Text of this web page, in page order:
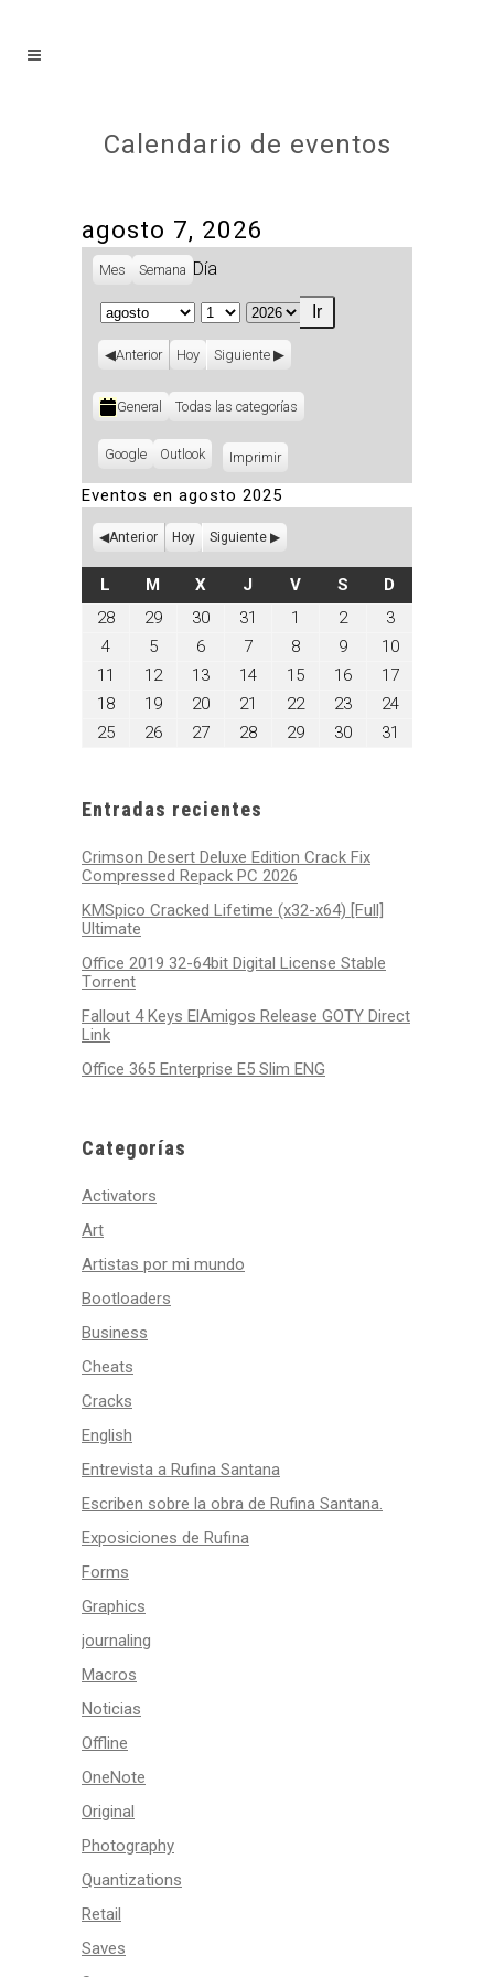
Calendario de eventos
agosto 7, 2026
Mes Semana Día
Mes
Día
Año
Anterior Hoy Siguiente
Categorías
General Todas las categorías
Subscribe
Google
Subscribe
Outlook ImprimirVistas
Eventos en agosto 2025
Anterior Hoy Siguiente
L LUNES
M MARTES
XMIÉRCOLES
J JUEVES
VVIERNES
SSÁBADO
D
28julio
29julio
30julio
31 1
agosto
2025
2agosto
2025
3agosto
3,
2025
4agosto
4,
2025
5agosto
5,
2025
6agosto
6,
2025
7agosto
7,
2025
8agosto
8,
2025
9agosto
9,
2025
10agosto
10,
11
agosto
2025
12agosto
2025
13agosto
2025
14agosto
2025
15agosto
2025
16agosto
2025
17agosto
2025
18agosto
18,
2025
19agosto
2025
20agosto
20,
2025
21
agosto
2025
22agosto
2025
23agosto
2025
24agosto
25agosto
26agosto
27agosto
28agosto
29agosto
30agosto
31
Entradas recientes
Crimson Desert Deluxe Edition Crack Fix
Compressed Repack PC 2026
KMSpico Cracked Lifetime (x32-x64) [Full]
Ultimate
Office 2019 32-64bit Digital License Stable
Tоrrеnt
Fallout 4 Keys ElAmigos Release GOTY Direct
Link
Office 365 Enterprise E5 Slim ENG
Categorías
Activators
Art
Artistas por mi mundo
Bootloaders
Business
Cheats
Cracks
English
Entrevista a Rufina Santana
Escriben sobre la obra de Rufina Santana.
Exposiciones de Rufina
Forms
Graphics
journaling
Macros
Noticias
Offline
OneNote
Original
Photography
Quantizations
Retail
Saves